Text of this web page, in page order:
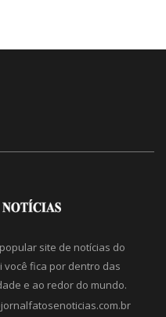
site de notícias do
você fica por dentro das
e ao redor do mundo.